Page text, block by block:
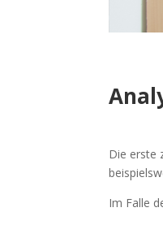
Die erste
Im Falle